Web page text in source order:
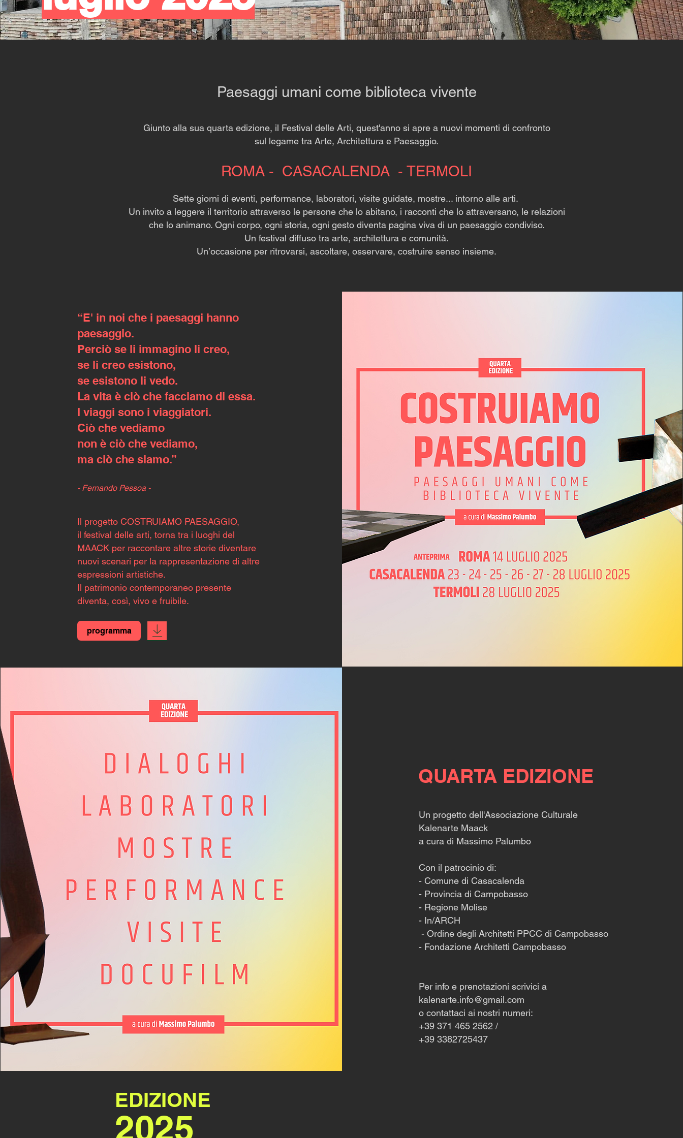
Paesaggi umani come biblioteca vivente
Giunto alla sua quarta edizione, il Festival delle Arti, quest'anno si apre a nuovi momenti di confronto
sul legame tra Arte, Architettura e Paesaggio.
ROMA - CASACALENDA - TERMOLI
Sette giorni di eventi, performance, laboratori, visite guidate, mostre... intorno alle arti.
Un invito a leggere il territorio attraverso le persone che lo abitano, i racconti che lo attraversano, le relazioni
che lo animano. Ogni corpo, ogni storia, ogni gesto diventa pagina viva di un paesaggio condiviso.
Un festival diffuso tra arte, architettura e comunità.
Un’occasione per ritrovarsi, ascoltare, osservare, costruire senso insieme.
“E' in noi che i paesaggi hanno
paesaggio.
Perciò se li immagino li creo,
se li creo esistono,
se esistono li vedo.
La vita è ciò che facciamo di essa.
I viaggi sono i viaggiatori.
Ciò che vediamo
non è ciò che vediamo,
ma ciò che siamo.”
- Fernando Pessoa -
Il progetto COSTRUIAMO PAESAGGIO,
il festival delle arti, torna tra i luoghi del
MAACK per raccontare altre storie diventare
nuovi scenari per la rappresentazione di altre
espressioni artistiche.
Il patrimonio contemporaneo presente
diventa, così, vivo e fruibile.
programma
QUARTA EDIZIONE
Un progetto dell'Associazione Culturale
Kalenarte Maack
a cura di Massimo Palumbo
Con il patrocinio di:
- Comune di Casacalenda
- Provincia di Campobasso
- Regione Molise
- In/ARCH
- Ordine degli Architetti PPCC di Campobasso
- Fondazione Architetti Campobasso
Per info e prenotazioni scrivici a
kalenarte.info@gmail.com
o contattaci ai nostri numeri:
+39 371 465 2562 /
+39 3382725437
EDIZIONE
2025